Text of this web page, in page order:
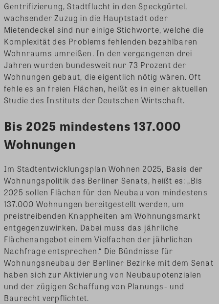
Gentrifizierung, Stadtflucht in den Speckgürtel,
wachsender Zuzug in die Hauptstadt oder
Mietendeckel sind nur einige Stichworte, welche die
Komplexität des Problems fehlenden bezahlbaren
Wohnraums umreißen. In den vergangenen drei
Jahren wurden bundesweit nur 73 Prozent der
Wohnungen gebaut, die eigentlich nötig wären. Oft
fehle es an freien Flächen, heißt es in einer aktuellen
Studie des Instituts der Deutschen Wirtschaft.
Bis 2025 mindestens 137.000
Wohnungen
Im Stadtentwicklungsplan Wohnen 2025, Basis der
Wohnungspolitik des Berliner Senats, heißt es: „Bis
2025 sollen Flächen für den Neubau von mindestens
137.000 Wohnungen bereitgestellt werden, um
preistreibenden Knappheiten am Wohnungsmarkt
entgegenzuwirken. Dabei muss das jährliche
Flächenangebot einem Vielfachen der jährlichen
Nachfrage entsprechen.“ Die Bündnisse für
Wohnungsneubau der Berliner Bezirke mit dem Senat
haben sich zur Aktivierung von Neubaupotenzialen
und der zügigen Schaffung von Planungs- und
Baurecht verpflichtet.